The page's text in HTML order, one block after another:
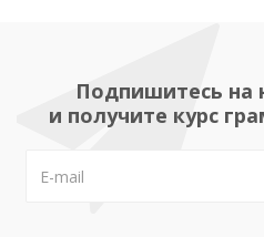
Подпишитесь на
и получите курс